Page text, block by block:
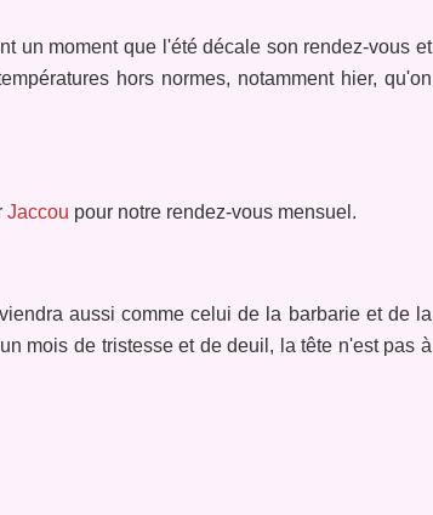
un moment que l'été décale son rendez-vous et
hors normes, notamment hier, qu'on
Jaccou pour notre rendez-vous mensuel.
aussi comme celui de la barbarie et de la
mois de tristesse et de deuil, la tête n'est pas à